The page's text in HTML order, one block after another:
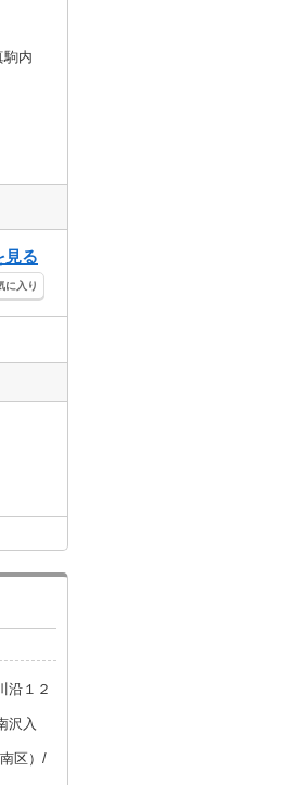
駒内
見る
に入り
沿１２
沢入
区）/